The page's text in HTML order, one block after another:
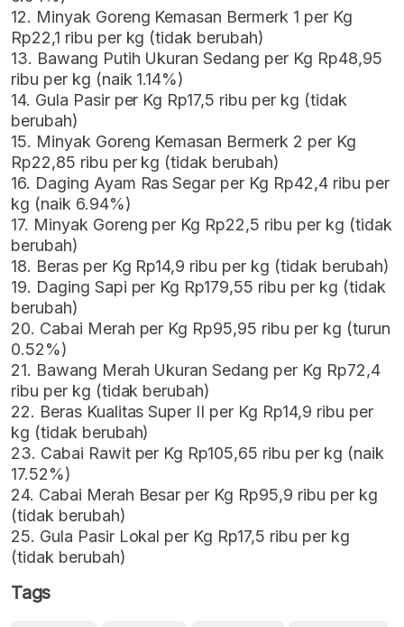
12. Minyak Goreng Kemasan Bermerk 1 per Kg
Rp22,1 ribu per kg (tidak berubah)
13. Bawang Putih Ukuran Sedang per Kg Rp48,95
ribu per kg (naik 1.14%)
14. Gula Pasir per Kg Rp17,5 ribu per kg (tidak
berubah)
15. Minyak Goreng Kemasan Bermerk 2 per Kg
Rp22,85 ribu per kg (tidak berubah)
16. Daging Ayam Ras Segar per Kg Rp42,4 ribu per
kg (naik 6.94%)
17. Minyak Goreng per Kg Rp22,5 ribu per kg (tidak
berubah)
18. Beras per Kg Rp14,9 ribu per kg (tidak berubah)
19. Daging Sapi per Kg Rp179,55 ribu per kg (tidak
berubah)
20. Cabai Merah per Kg Rp95,95 ribu per kg (turun
0.52%)
21. Bawang Merah Ukuran Sedang per Kg Rp72,4
ribu per kg (tidak berubah)
22. Beras Kualitas Super II per Kg Rp14,9 ribu per
kg (tidak berubah)
23. Cabai Rawit per Kg Rp105,65 ribu per kg (naik
17.52%)
24. Cabai Merah Besar per Kg Rp95,9 ribu per kg
(tidak berubah)
25. Gula Pasir Lokal per Kg Rp17,5 ribu per kg
(tidak berubah)
Tags